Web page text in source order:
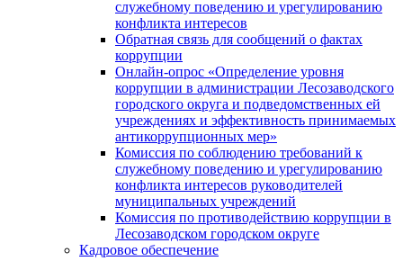
служебному поведению и урегулированию
конфликта интересов
Обратная связь для сообщений о фактах
коррупции
Онлайн-опрос «Определение уровня
коррупции в администрации Лесозаводского
городского округа и подведомственных ей
учреждениях и эффективность принимаемых
антикоррупционных мер»
Комиссия по соблюдению требований к
служебному поведению и урегулированию
конфликта интересов руководителей
муниципальных учреждений
Комиссия по противодействию коррупции в
Лесозаводском городском округе
Кадровое обеспечение